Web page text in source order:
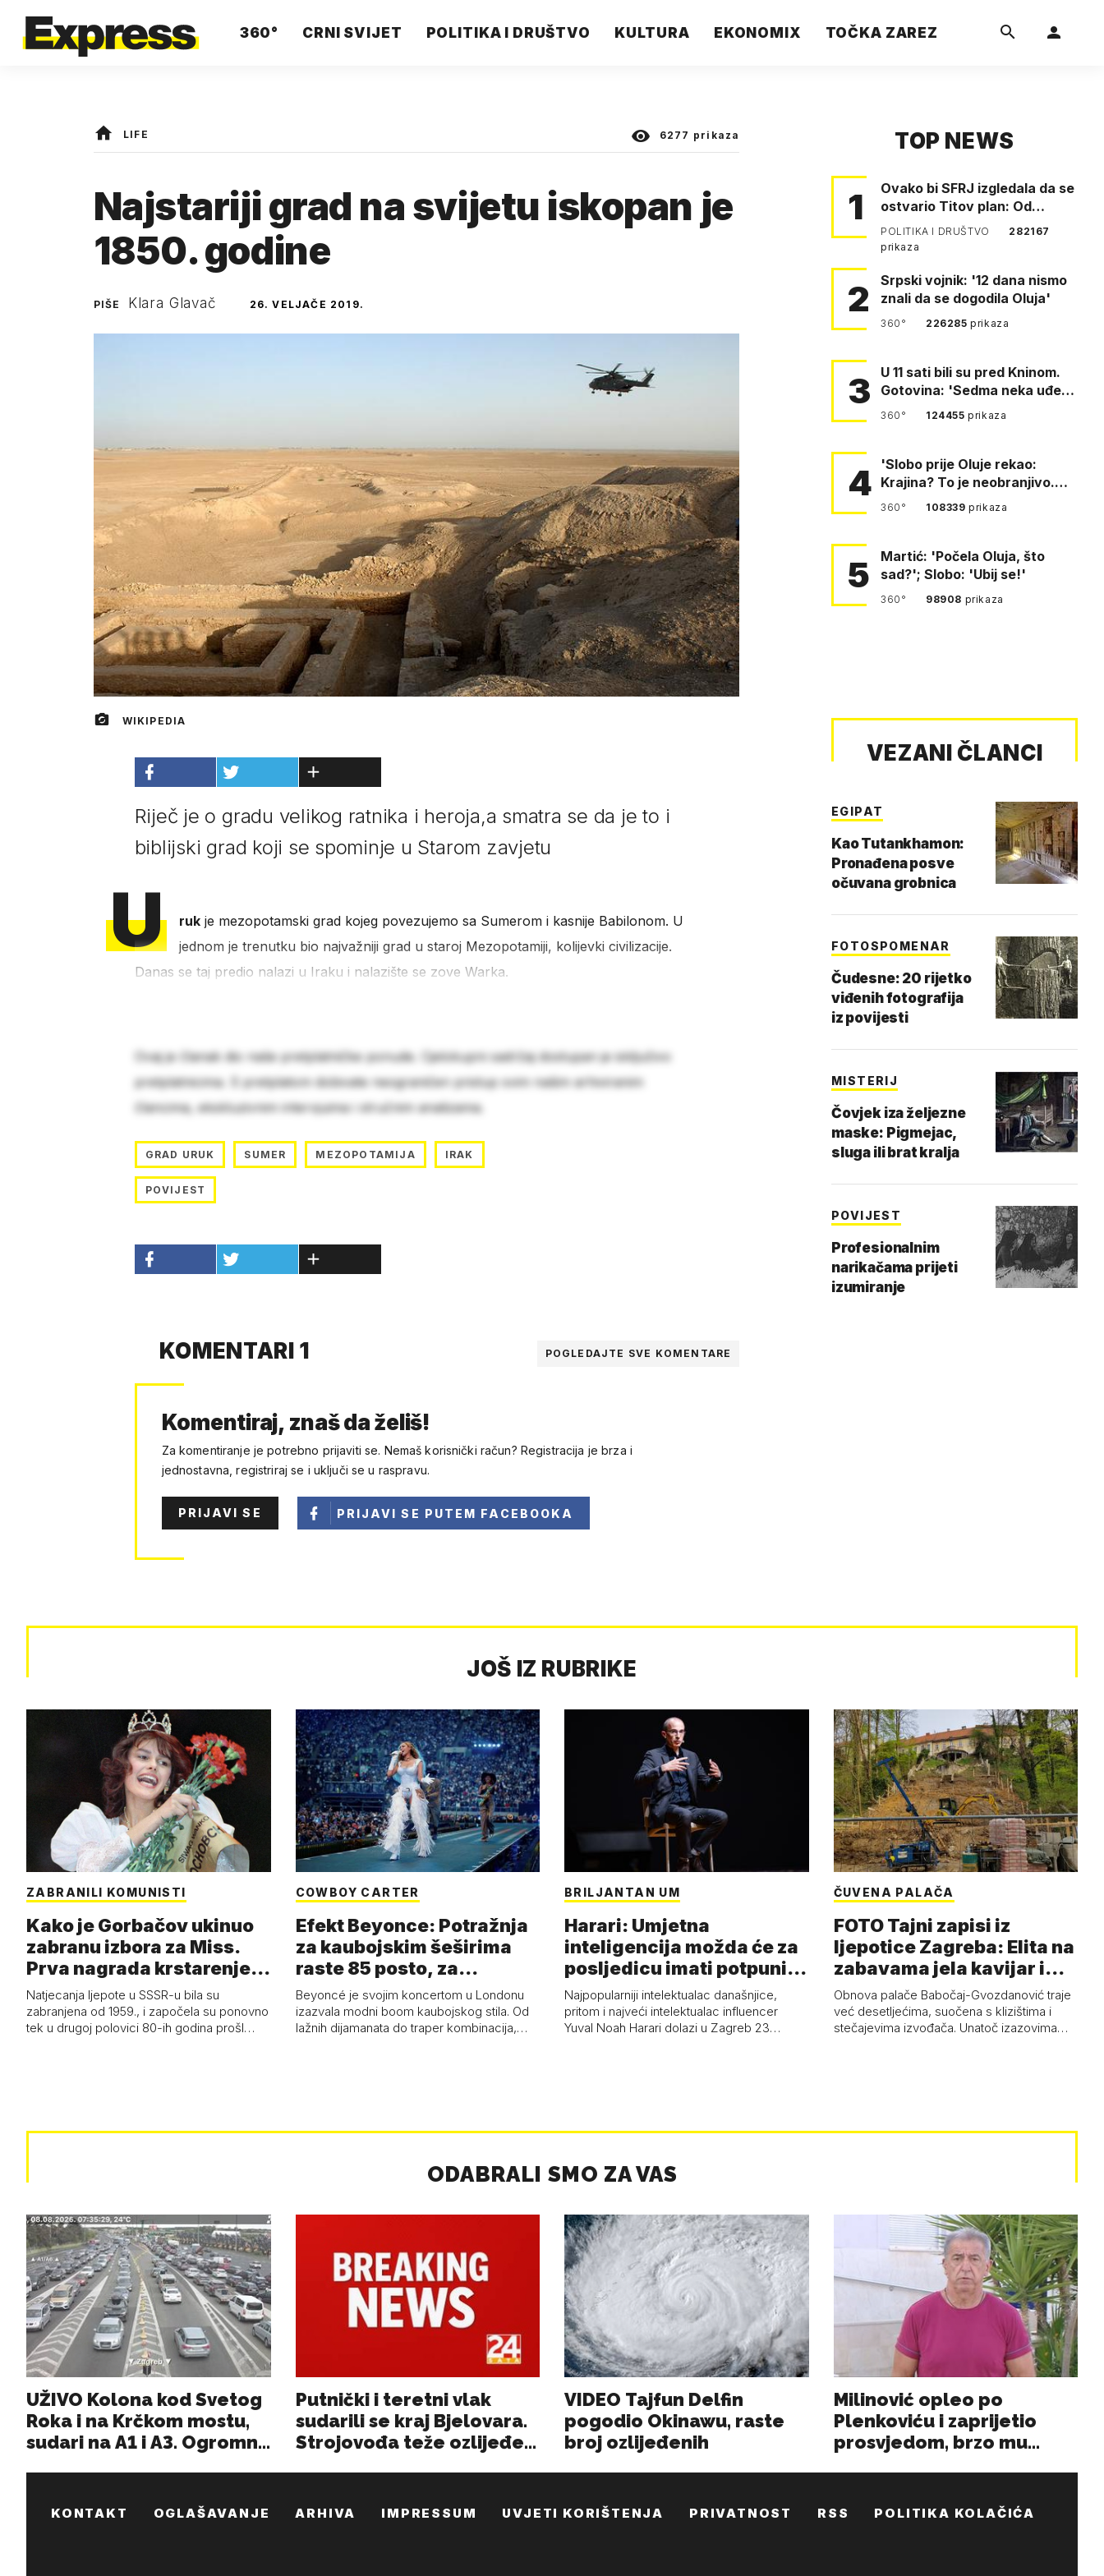
360° CRNI SVIJET POLITIKA I DRUŠTVO KULTURA EKONOMIX TOČKA ZAREZ
LIFE 6277 prikaza
Najstariji grad na svijetu iskopan je
1850. godine
PIŠE Klara Glavač 26. VELJAČE 2019.
WIKIPEDIA
Riječ je o gradu velikog ratnika i heroja,a smatra se da je to i
biblijski grad koji se spominje u Starom zavjetu
U rukje mezopotamski grad kojeg povezujemo sa Sumerom i kasnije Babilonom. U
jednom je trenutku bio najvažniji grad u staroj Mezopotamiji, kolijevki civilizacije.
Danas se taj predio nalazi u Iraku i nalazište se zove Warka.
Ovaj je članak dio naše pretplatničke ponude. Cjelokupni sadržaj dostupan je isključivo
pretplatnicima. S pretplatom dobivate neograničen pristup svim našim arhiviranim
člancima, ekskluzivnim intervjuima i stručnim analizama.
GRAD URUK SUMER MEZOPOTAMIJA IRAK
POVIJEST
KOMENTARI 1 POGLEDAJTE SVE KOMENTARE
Komentiraj, znaš da želiš!
Za komentiranje je potrebno prijaviti se. Nemaš korisnički račun? Registracija je brza i
jednostavna, registriraj se i uključi se u raspravu.
PRIJAVI SE PRIJAVI SE PUTEM FACEBOOKA
TOP NEWS
1
Ovako bi SFRJ izgledala da se
ostvario Titov plan: Od
Klagenfurta do Istanbula!
POLITIKA I DRUŠTVO
282167
prikaza
2
Srpski vojnik: '12 dana nismo
znali da se dogodila Oluja'
360° 226285prikaza
3
U 11 sati bili su pred Kninom.
Gotovina: 'Sedma neka uđe,
4. gardijska neka g…
360° 124455prikaza
4
'Slobo prije Oluje rekao:
Krajina? To je neobranjivo.
Tuđmana zvao Krivousti'
360° 108339prikaza
5
Martić: 'Počela Oluja, što
sad?'; Slobo: 'Ubij se!'
360° 98908 prikaza
VEZANI ČLANCI
EGIPAT
Kao Tutankhamon:
Pronađena posve
očuvana grobnica
FOTOSPOMENAR
Čudesne: 20 rijetko
viđenih fotografija
iz povijesti
MISTERIJ
Čovjek iza željezne
maske: Pigmejac,
sluga ili brat kralja
POVIJEST
Profesionalnim
narikačama prijeti
izumiranje
JOŠ IZ RUBRIKE
ZABRANILI KOMUNISTI
Kako je Gorbačov ukinuo
zabranu izbora za Miss.
Prva nagrada krstarenje
Jadran…
Natjecanja ljepote u SSSR-u bila su
zabranjena od 1959., i započela su ponovno
tek u drugoj polovici 80-ih godina prošl…
COWBOY CARTER
Efekt Beyonce: Potražnja
za kaubojskim šeširima
raste 85 posto, za
čizmama 53 p…
Beyoncé je svojim koncertom u Londonu
izazvala modni boom kaubojskog stila. Od
lažnih dijamanata do traper kombinacija,…
BRILJANTAN UM
Harari: Umjetna
inteligencija možda će za
posljedicu imati potpuni
kolaps čovje…
Najpopularniji intelektualac današnjice,
pritom i najveći intelektualac influencer
Yuval Noah Harari dolazi u Zagreb 23…
ČUVENA PALAČA
FOTO Tajni zapisi iz
ljepotice Zagreba: Elita na
zabavama jela kavijar i
pud…
Obnova palače Babočaj-Gvozdanović traje
već desetljećima, suočena s klizištima i
stečajevima izvođača. Unatoč izazovima…
KONTAKT OGLAŠAVANJE ARHIVA IMPRESSUM UVJETI KORIŠTENJA PRIVATNOST RSS POLITIKA KOLAČIĆA